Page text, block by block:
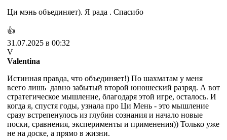
Ци мэнь объединяет). Я рада . Спасибо
👍
31.07.2025 в 00:32
V
Valentina
Истинная правда, что объединяет!) По шахматам у меня
всего лишь давно забытый второй юношеский разряд. А вот
стратегическое мышление, благодаря этой игре, осталось. И
когда я, спустя годы, узнала про Ци Мень - это мышление
сразу встрепенулось из глубин сознания и начало новые
поски, сравнения, эксперименты и применения)) Только уже
не на доске, а прямо в жизни.